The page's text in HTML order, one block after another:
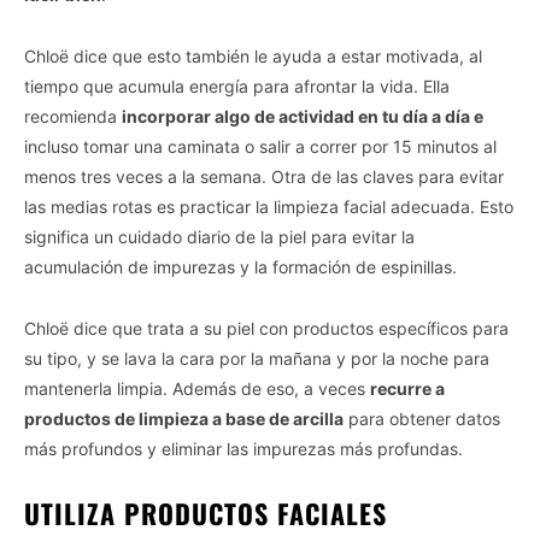
Chloë dice que esto también le ayuda a estar motivada, al
tiempo que acumula energía para afrontar la vida. Ella
recomienda incorporar algo de actividad en tu día a día e
incluso tomar una caminata o salir a correr por 15 minutos al
menos tres veces a la semana. Otra de las claves para evitar
las medias rotas es practicar la limpieza facial adecuada. Esto
significa un cuidado diario de la piel para evitar la
acumulación de impurezas y la formación de espinillas.
Chloë dice que trata a su piel con productos específicos para
su tipo, y se lava la cara por la mañana y por la noche para
mantenerla limpia. Además de eso, a veces recurre a
productos de limpieza a base de arcilla para obtener datos
más profundos y eliminar las impurezas más profundas.
UTILIZA PRODUCTOS FACIALES